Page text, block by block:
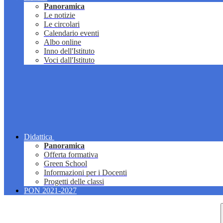
Panoramica
Le notizie
Le circolari
Calendario eventi
Albo online
Inno dell'Istituto
Voci dall'Istituto
Didattica
Panoramica
Offerta formativa
Green School
Informazioni per i Docenti
Progetti delle classi
PON 2021-2027